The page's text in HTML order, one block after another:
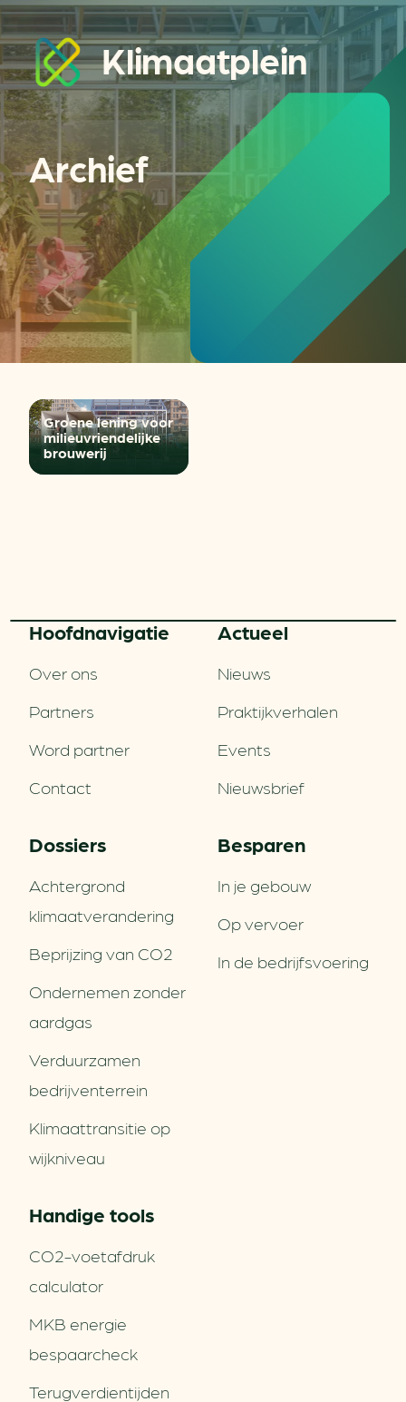
Klimaatplein
Archief
Groene lening voor
milieuvriendelijke
brouwerij
Hoofd­navigatie
Over ons
Partners
Word partner
Contact
Actueel
Nieuws
Praktijkverhalen
Events
Nieuwsbrief
Dossiers
Achtergrond
klimaatverandering
Beprijzing van CO2
Ondernemen zonder
aardgas
Verduurzamen
bedrijventerrein
Klimaattransitie op
wijkniveau
Besparen
In je gebouw
Op vervoer
In de bedrijfsvoering
Handige tools
CO2-voetafdruk
calculator
MKB energie
bespaarcheck
Terugverdien­tijden